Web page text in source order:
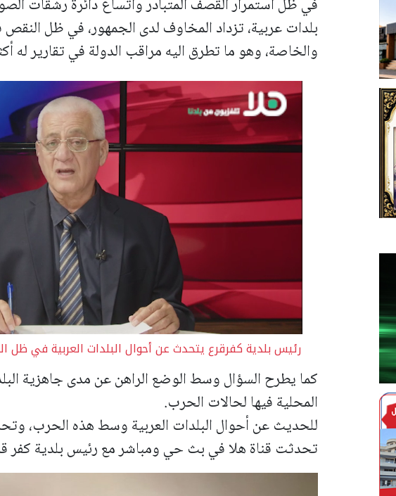
في ظل استمرار القصف المتبادر واتساع دائرة رشقات
بلدات عربية، تزداد المخاوف لدى الجمهور، في ظل النقص
والخاصة، وهو ما تطرق اليه مراقب الدولة في تقارير له
رئيس بلدية كفرقرع يتحدث عن أحوال البلدات العربية في ظل
كما يطرح السؤال وسط الوضع الراهن عن مدى جاهزية
المحلية فيها لحالات الحرب.
للحديث عن أحوال البلدات العربية وسط هذه الحرب،
تحدثت قناة هلا في بث حي ومباشر مع رئيس بلدية كفر